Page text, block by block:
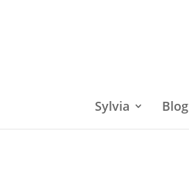
Sylvia Blog